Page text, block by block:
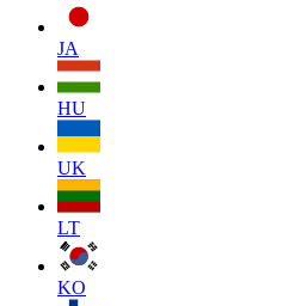
JA
HU
UK
LT
KO